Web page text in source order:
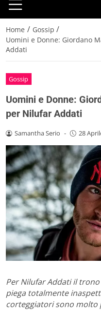
Home / Gossip /
Uomini e Donne: Giordano
Addati
Gossip
Uomini e Donne:
per Nilufar Addati
Samantha Serio - 28
Per Nilufar Addati il
piega totalmente
corteggiatori sono molto